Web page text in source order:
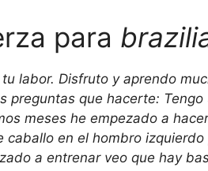
para
labor. Disfruto y aprendo
preguntas que hacerte: Tengo
meses he empezado a
en el hombro
a entrenar veo que hay